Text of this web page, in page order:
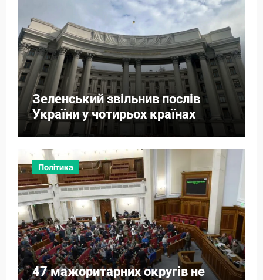
Зеленський звільнив послів
України у чотирьох країнах
Політика
47 мажоритарних округів не